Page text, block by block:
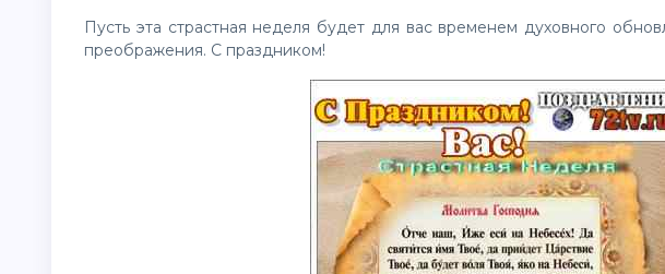
Пусть эта страстная неделя будет для вас временем духовного
преображения. С праздником!